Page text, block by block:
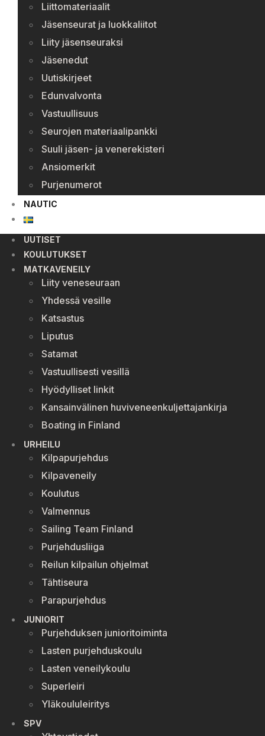
Liittomateriaalit
Jäsenseurat ja luokkaliitot
Liity jäsenseuraksi
Jäsenedut
Uutiskirjeet
Edunvalvonta
Vastuullisuus
Seurojen materiaalipankki
Suuli jäsen- ja venerekisteri
Ansiomerkit
Purjenumerot
NAUTIC
UUTISET
KOULUTUKSET
MATKAVENEILY
Liity veneseuraan
Yhdessä vesille
Katsastus
Liputus
Satamat
Vastuullisesti vesillä
Hyödylliset linkit
Kansainvälinen huviveneenkuljettajankirja
Boating in Finland
URHEILU
Kilpapurjehdus
Kilpaveneily
Koulutus
Valmennus
Sailing Team Finland
Purjehdusliiga
Reilun kilpailun ohjelmat
Tähtiseura
Parapurjehdus
JUNIORIT
Purjehduksen junioritoiminta
Lasten purjehduskoulu
Lasten veneilykoulu
Superleiri
Yläkoululeiritys
SPV